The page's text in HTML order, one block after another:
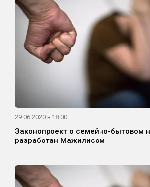
29.06.2020 в 18:00
Законопроект о семейно-бытовом
разработан Мажилисом